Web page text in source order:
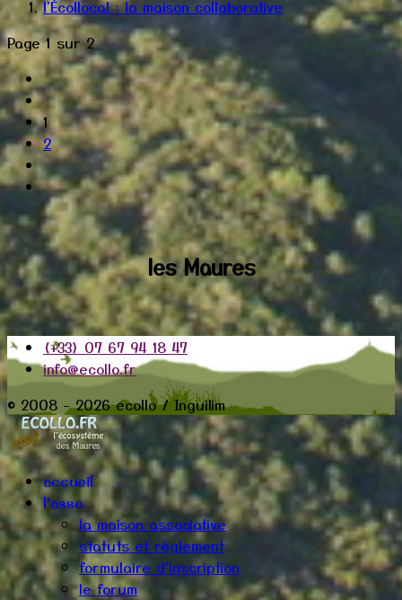
l'Écollocal : la maison collaborative
Page 1 sur 2
1
2
les Maures
(+33) 07 67 94 18 47
info@ecollo.fr
© 2008 - 2026 ecollo / Inguilim
accueil
l'asso
la maison associative
statuts et règlement
formulaire d'inscription
le forum